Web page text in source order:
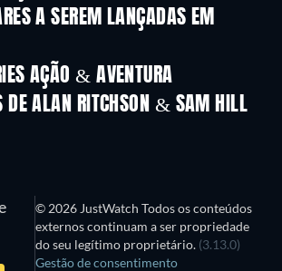
A SEREM LANÇADAS EM
AÇÃO & AVENTURA
2 Temporada 2
DE ALAN RITCHSON & SAM HILL
Série
© 2026 JustWatch Todos os conteúdos
externos continuam a ser propriedade
do seu legítimo proprietário. (3.13.0)
Gestão de consentimento